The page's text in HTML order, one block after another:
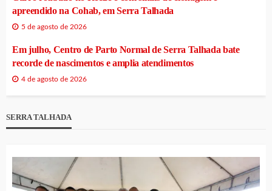
apreendido na Cohab, em Serra Talhada
5 de agosto de 2026
Em julho, Centro de Parto Normal de Serra Talhada bate
recorde de nascimentos e amplia atendimentos
4 de agosto de 2026
SERRA TALHADA